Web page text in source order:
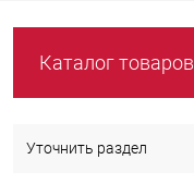
Каталог товаров
Уточнить раздел